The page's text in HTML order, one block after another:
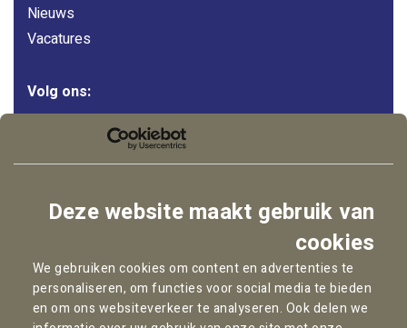
Deze website maakt gebruik van
cookies
We gebruiken cookies om content en advertenties te
personaliseren, om functies voor social media te bieden
en om ons websiteverkeer te analyseren. Ook delen we
Nieuws
Vacatures
Volg ons:
YouTube
Copyright © 2026Pallas Advocaten